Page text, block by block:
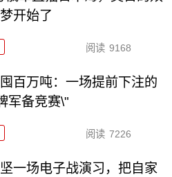
开始了
阅读 9168
百万吨：一场提前下注的
军备竞赛\"
阅读 7226
一场电子战演习，把自家